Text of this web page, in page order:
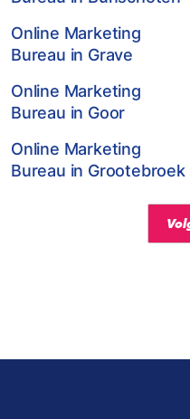
Online Marketing
Bureau in Grave
Online Marketing
Bureau in Goor
Online Marketing
Bureau in Grootebroek